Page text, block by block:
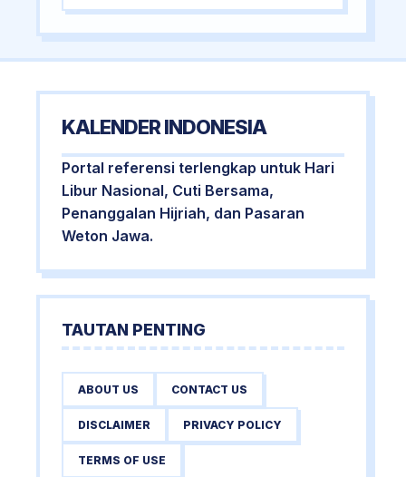
KALENDER INDONESIA
Portal referensi terlengkap untuk Hari
Libur Nasional, Cuti Bersama,
Penanggalan Hijriah, dan Pasaran
Weton Jawa.
TAUTAN PENTING
ABOUT US CONTACT US
DISCLAIMER PRIVACY POLICY
TERMS OF USE